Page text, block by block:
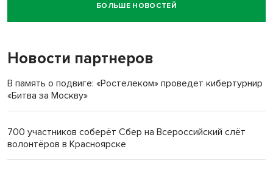
Новосибирский суд наказал водителя за смерть
пенсионерки на вокзале
«Мы живём на пастбище!»: в новосибирском селе лошади
терроризируют жителей
БОЛЬШЕ НОВОСТЕЙ
Новости партнеров
В память о подвиге: «Ростелеком» проведет кибертурнир
«Битва за Москву»
700 участников соберёт Сбер на Всероссийский слёт
волонтёров в Красноярске